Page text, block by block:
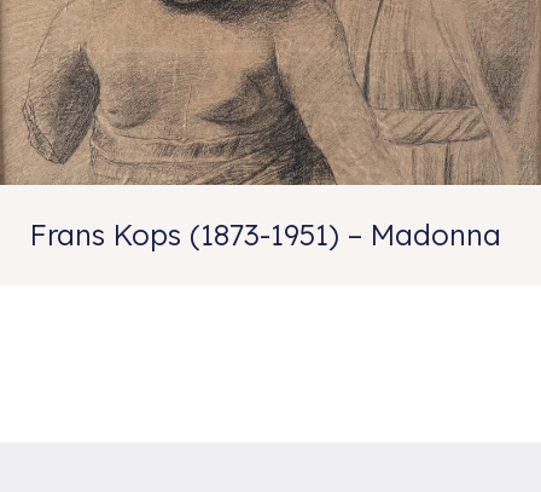
Frans Kops (1873-1951) – Madonna